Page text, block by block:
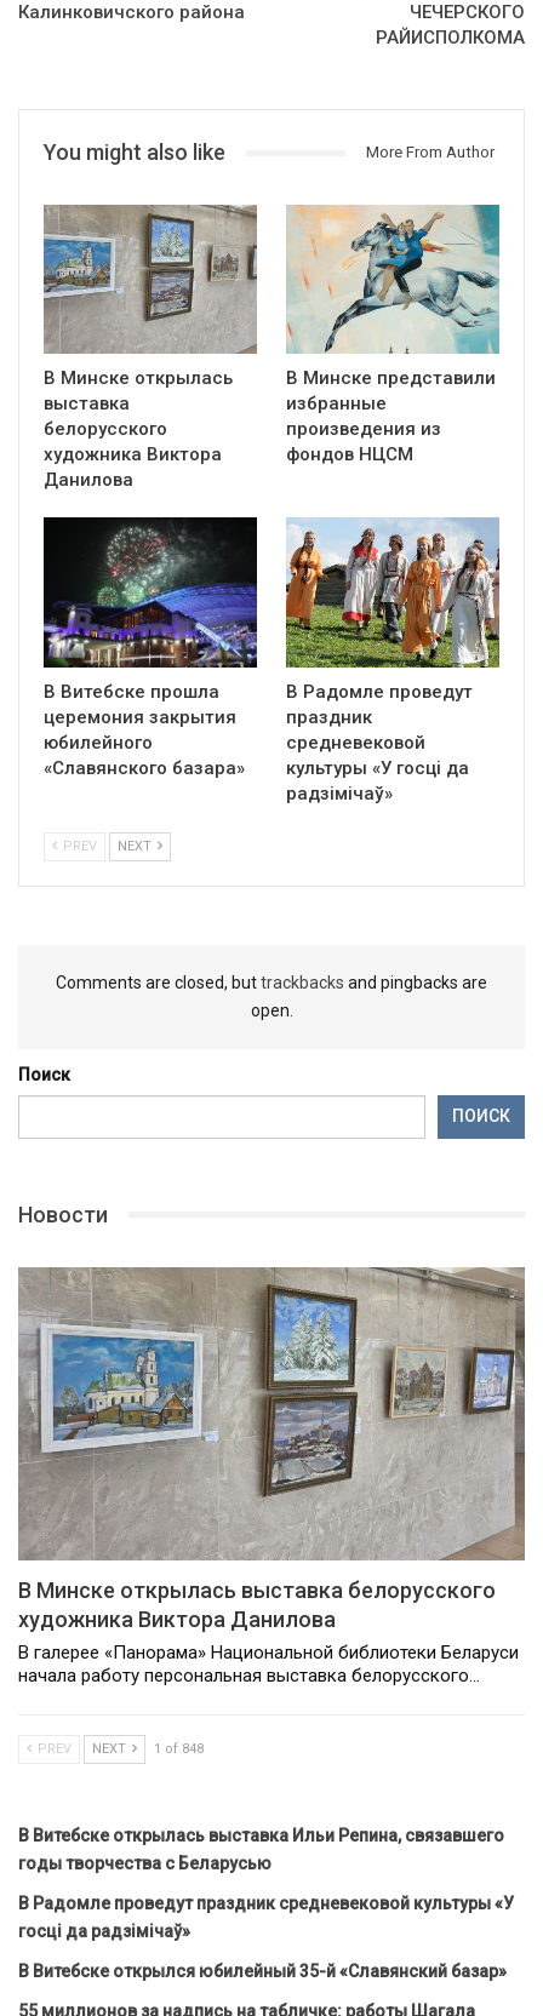
Калинковичского района
ЧЕЧЕРСКОГО
РАЙИСПОЛКОМА
You might also like More From Author
В Минске открылась
выставка
белорусского
художника Виктора
Данилова
В Минске представили
избранные
произведения из
фондов НЦСМ
В Витебске прошла
церемония закрытия
юбилейного
«Славянского базара»
В Радомле проведут
праздник
средневековой
культуры «У госці да
радзімічаў»
PREV NEXT
Comments are closed, buttrackbacks and pingbacks are
open.
Поиск
ПОИСК
Новости
В Минске открылась выставка белорусского
художника Виктора Данилова
В галерее «Панорама» Национальной библиотеки Беларуси
начала работу персональная выставка белорусского…
PREV NEXT 1 of 848
В Витебске открылась выставка Ильи Репина, связавшего
годы творчества с Беларусью
В Радомле проведут праздник средневековой культуры «У
госці да радзімічаў»
В Витебске открылся юбилейный 35-й «Славянский базар»
55 миллионов за надпись на табличке: работы Шагала